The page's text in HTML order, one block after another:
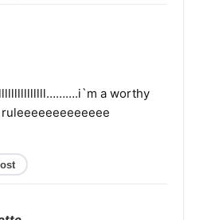
a worthy